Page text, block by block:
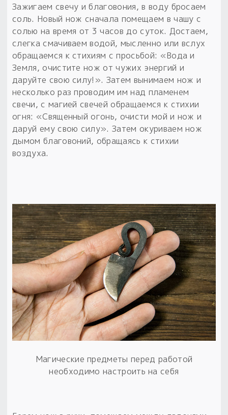
Зажигаем свечу и благовония, в воду бросаем
соль. Новый нож сначала помещаем в чашу с
солью на время от 3 часов до суток. Достаем,
слегка смачиваем водой, мысленно или вслух
обращаемся к стихиям с просьбой: «Вода и
Земля, очистите нож от чужих энергий и
даруйте свою силу!». Затем вынимаем нож и
несколько раз проводим им над пламенем
свечи, с магией свечей обращаемся к стихии
огня: «Священный огонь, очисти мой и нож и
даруй ему свою силу». Затем окуриваем нож
дымом благовоний, обращаясь к стихии
воздуха.
Магические предметы перед работой
необходимо настроить на себя